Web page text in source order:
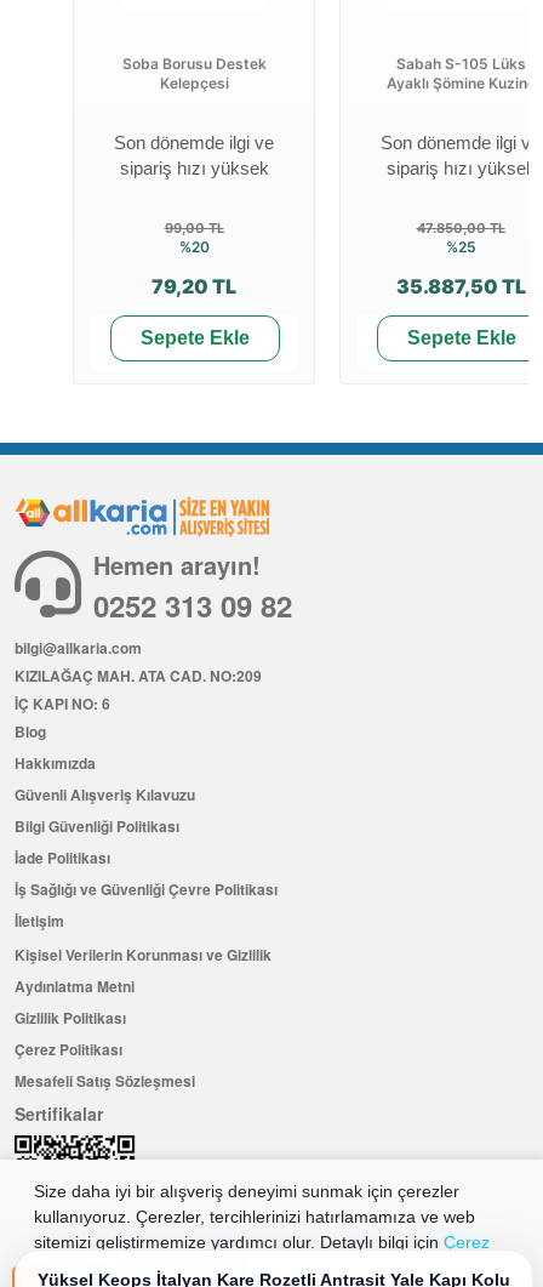
Soba Borusu Destek
Kelepçesi
Son dönemde ilgi ve
sipariş hızı yüksek
99,00 TL
%20
79,20 TL
Sepete Ekle
Sabah S-105 Lüks
Ayaklı Şömine Kuzine
Son dönemde ilgi ve
sipariş hızı yüksek
47.850,00 TL
%25
35.887,50 TL
Sepete Ekle
Yüksel Keops İtalyan Kare Rozetli Antrasit Yale Kapı Kolu
Size daha iyi bir alışveriş deneyimi sunmak için çerezler
kullanıyoruz. Çerezler, tercihlerinizi hatırlamamıza ve web
sitemizi geliştirmemize yardımcı olur. Detaylı bilgi için Çerez
göz atabilirsiniz.
Hemen arayın!
0252 313 09 82
bilgi@allkaria.com
KIZILAĞAÇ MAH. ATA CAD. NO:209
İÇ KAPI NO: 6
Blog
Hakkımızda
Güvenli Alışveriş Kılavuzu
Bilgi Güvenliği Politikası
İade Politikası
İş Sağlığı ve Güvenliği Çevre Politikası
İletişim
Kişisel Verilerin Korunması ve Gizlilik
Aydınlatma Metni
Gizlilik Politikası
Çerez Politikası
Mesafeli Satış Sözleşmesi
Sertifikalar